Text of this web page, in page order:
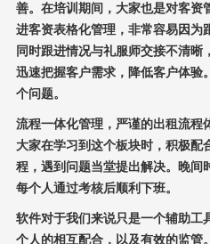
善。在培训期间，大家也是对客资
进客资表格化管理，非常容易因为
同时跟进情况与礼服师交接不清
迅速把握客户需求，降低客户体验
个问题。
流程一体化管理，严谨的出租流程
大家在学习到这个板块时，积极配
程，遇到问题当堂提出解决。晚间
每个人通过考核后顺利下班。
软件对于我们来说只是一个辅助工
个人的相互配合，以及有效的监管